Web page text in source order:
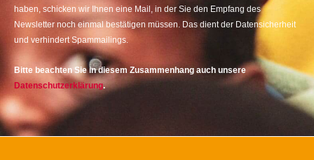
haben, schicken wir Ihnen eine Mail, in der Sie den Empfang des
Newsletter noch einmal bestätigen müssen. Das dient der Datensicherheit
und verhindert Spammailings.
Bitte beachten Sie in diesem Zusammenhang auch unsere
Datenschutzerklärung.